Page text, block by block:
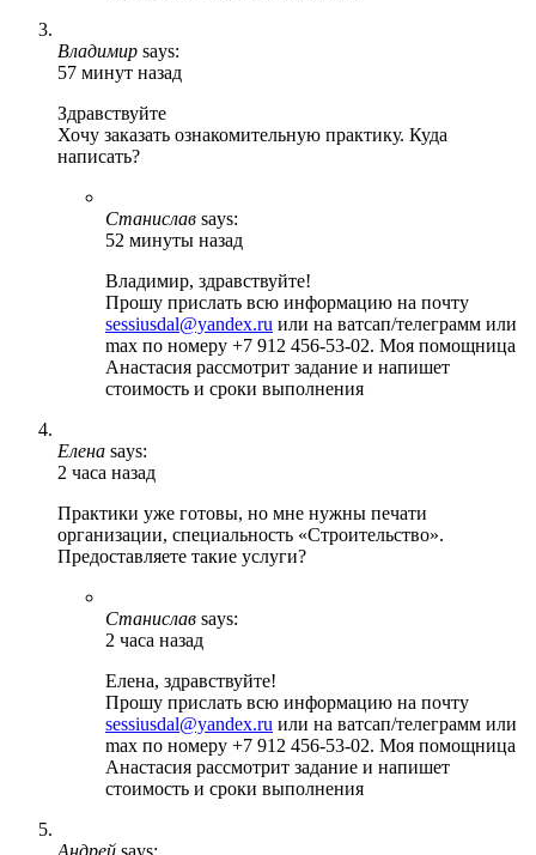
Владимир says:
57 минут назад
Здравствуйте
Хочу заказать ознакомительную практику. Куда
написать?
Станислав says:
52 минуты назад
Владимир, здравствуйте!
Прошу прислать всю информацию на почту
sessiusdal@yandex.ru или на ватсап/телеграмм или
max по номеру +7 912 456-53-02. Моя помощница
Анастасия рассмотрит задание и напишет
стоимость и сроки выполнения
Елена says:
2 часа назад
Практики уже готовы, но мне нужны печати
организации, специальность «Строительство».
Предоставляете такие услуги?
Станислав says:
2 часа назад
Елена, здравствуйте!
Прошу прислать всю информацию на почту
sessiusdal@yandex.ru или на ватсап/телеграмм или
max по номеру +7 912 456-53-02. Моя помощница
Анастасия рассмотрит задание и напишет
стоимость и сроки выполнения
Андрей says: